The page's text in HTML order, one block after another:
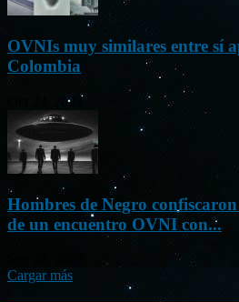
OVNIs muy similares entre sí
Colombia
Oct 23, 2023
Hombres de Negro
de un encuentro OVNI con...
Cargar más